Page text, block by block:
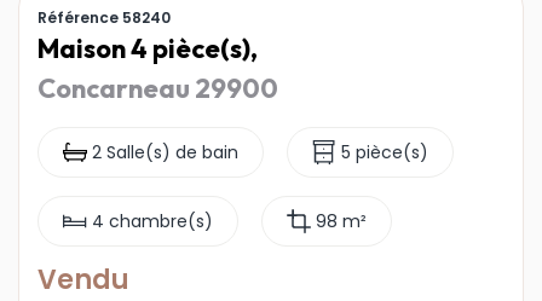
Référence 58240
Maison 4 pièce(s),
Concarneau 29900
2 Salle(s) de bain 5 pièce(s)
4 chambre(s) 98 m²
Vendu